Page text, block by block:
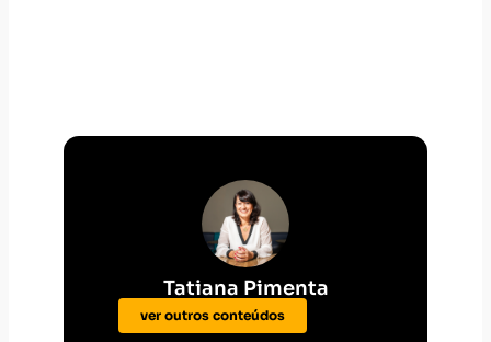
Tatiana Pimenta
Tatiana Pimenta é CEO e fundadora da
Vittude, autora do livro Saúde Mental é
Inegociável e palestrante sobre saúde
trabalho. Empreendedora reconhecida
por sua atuação na transformação da
saúde mental nas organizações, foi